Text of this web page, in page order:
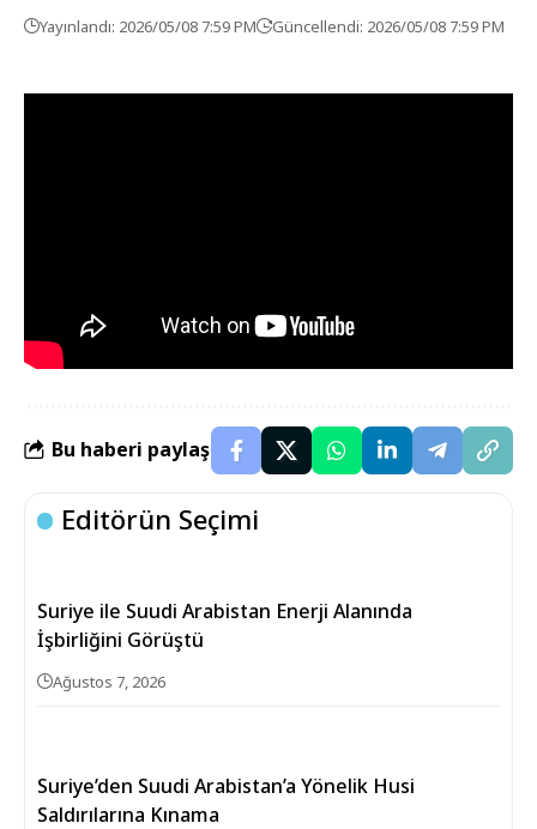
Yayınlandı: 2026/05/08 7:59 PM Güncellendi: 2026/05/08 7:59 PM
Bu haberi paylaş
Editörün Seçimi
Suriye ile Suudi Arabistan Enerji Alanında
İşbirliğini Görüştü
Ağustos 7, 2026
Suriye’den Suudi Arabistan’a Yönelik Husi
Saldırılarına Kınama